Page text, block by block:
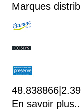
Marques
En savoir